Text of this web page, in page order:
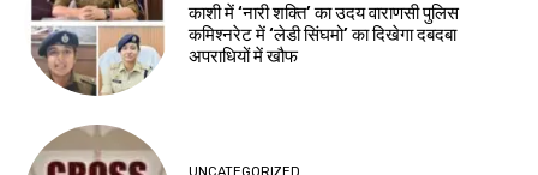
काशी में ‘नारी शक्ति’ का उदय वाराणसी पुलिस
कमिश्नरेट में ‘लेडी सिंघमो’ का दिखेगा दबदबा
अपराधियों में खौफ